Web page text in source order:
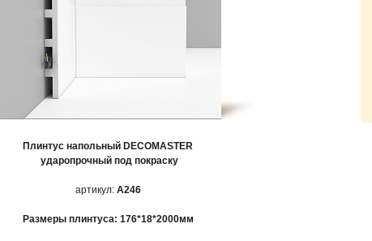
Плинтус напольный DECOMASTER
ударопрочный под покраску
артикул:A246
Размеры плинтуса: 176*18*2000мм